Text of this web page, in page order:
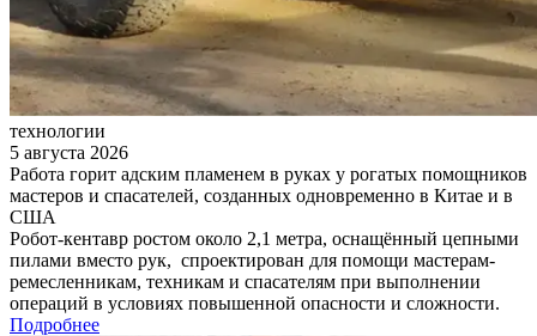
технологии
5 августа 2026
Работа горит адским пламенем в руках у рогатых помощников
мастеров и спасателей, созданных одновременно в Китае и в
США
Робот-кентавр ростом около 2,1 метра, оснащённый цепными
пилами вместо рук, спроектирован для помощи мастерам-
ремесленникам, техникам и спасателям при выполнении
операций в условиях повышенной опасности и сложности.
Подробнее